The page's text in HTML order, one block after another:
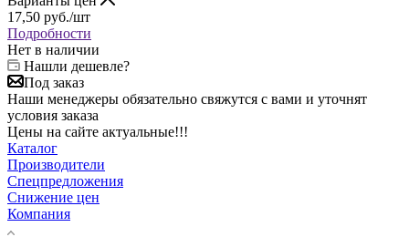
17,50 руб./шт
Подробности
Нет в наличии
Нашли дешевле?
Под заказ
Наши менеджеры обязательно свяжутся с вами и уточнят
условия заказа
Цены на сайте актуальные!!!
Каталог
Производители
Спецпредложения
Снижение цен
Компания